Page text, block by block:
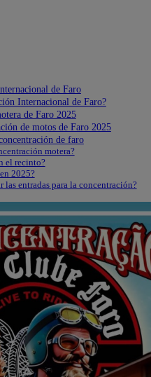
de Faro
Internacional de Faro?
de Faro 2025
de motos de Faro 2025
de faro
motera?
el recinto?
2025?
las entradas para la concentración?